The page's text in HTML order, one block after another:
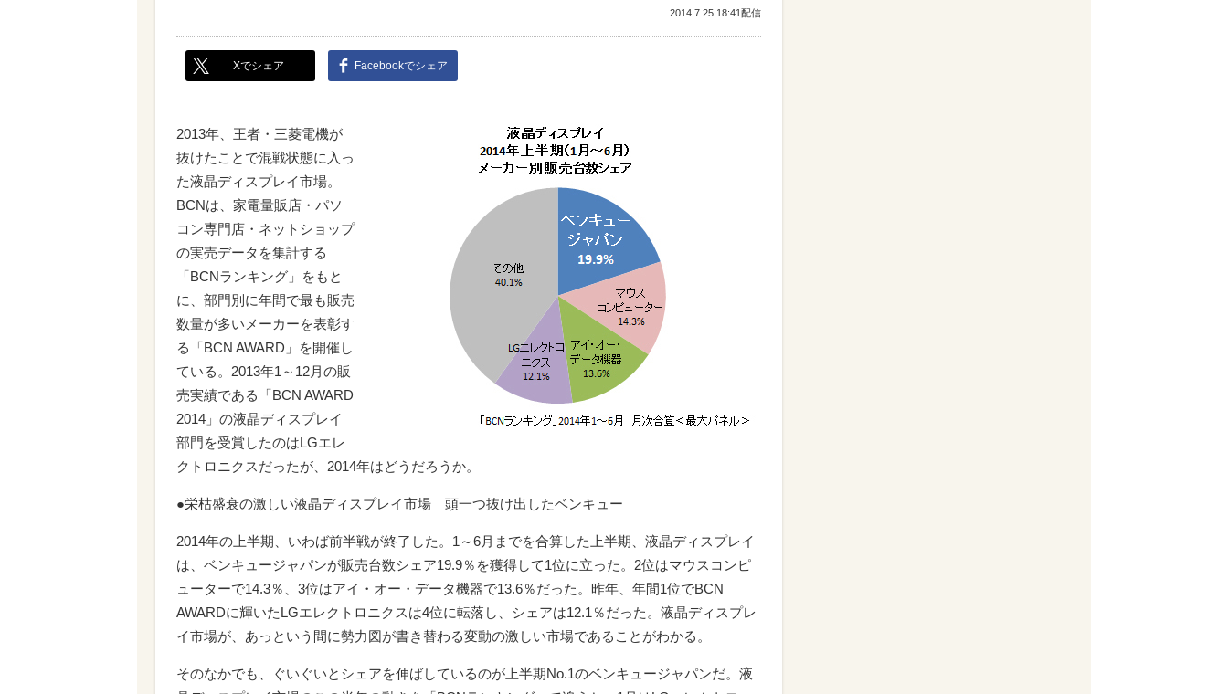
2014.7.25 18:41配信
Xでシェア Facebookでシェア
2013年、王者・三菱電機が
抜けたことで混戦状態に入っ
た液晶ディスプレイ市場。
BCNは、家電量販店・パソ
コン専門店・ネットショップ
の実売データを集計する
「BCNランキング」をもと
に、部門別に年間で最も販売
数量が多いメーカーを表彰す
る「BCN AWARD」を開催し
ている。2013年1～12月の販
売実績である「BCN AWARD
2014」の液晶ディスプレイ
部門を受賞したのはLGエレ
クトロニクスだったが、2014年はどうだろうか。
●栄枯盛衰の激しい液晶ディスプレイ市場 頭一つ抜け出したベンキュー
2014年の上半期、いわば前半戦が終了した。1～6月までを合算した上半期、液晶ディスプレイ
は、ベンキュージャパンが販売台数シェア19.9％を獲得して1位に立った。2位はマウスコンピ
ューターで14.3％、3位はアイ・オー・データ機器で13.6％だった。昨年、年間1位でBCN
AWARDに輝いたLGエレクトロニクスは4位に転落し、シェアは12.1％だった。液晶ディスプレ
イ市場が、あっという間に勢力図が書き替わる変動の激しい市場であることがわかる。
そのなかでも、ぐいぐいとシェアを伸ばしているのが上半期No.1のベンキュージャパンだ。液